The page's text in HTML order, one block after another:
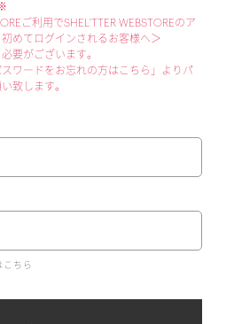
ご利用でSHEL'TTER WEBSTOREのア
めてログインされるお客様へ＞
要がございます。
ワードをお忘れの方はこちら」よりパ
致します。
こちら